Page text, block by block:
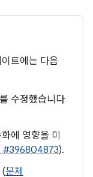
트에는 다음
수정했습니다
에 영향을 미
#396804873).
문제